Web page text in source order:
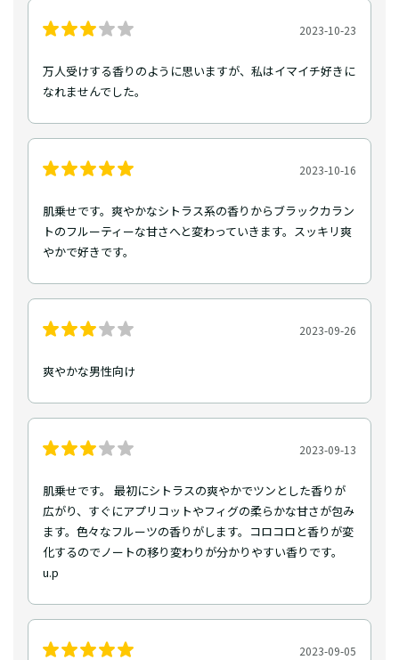
2023-10-23
万人受けする香りのように思いますが、私はイマイチ好きに
なれませんでした。
2023-10-16
肌乗せです。爽やかなシトラス系の香りからブラックカラン
トのフルーティーな甘さへと変わっていきます。スッキリ爽
やかで好きです。
2023-09-26
爽やかな男性向け
2023-09-13
肌乗せです。 最初にシトラスの爽やかでツンとした香りが
広がり、すぐにアプリコットやフィグの柔らかな甘さが包み
ます。色々なフルーツの香りがします。コロコロと香りが変
化するのでノートの移り変わりが分かりやすい香りです。
u.p
2023-09-05